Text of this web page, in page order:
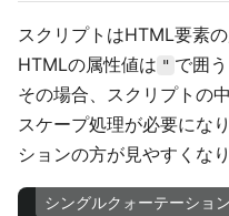
スクリプトはHTML要素
HTMLの属性値は " で囲
その場合、スクリプトの
スケープ処理が必要にな
ションの方が見やすくなり
シングルクォーテーショ